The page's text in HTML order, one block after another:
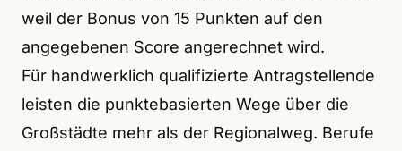
weil der Bonus von 15 Punkten auf den
angegebenen Score angerechnet wird.
Für handwerklich qualifizierte Antragstellende
leisten die punktebasierten Wege über die
Großstädte mehr als der Regionalweg. Berufe